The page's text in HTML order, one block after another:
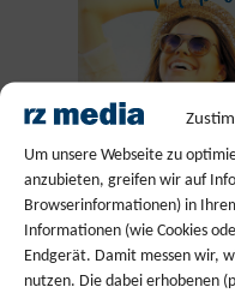
Um unsere Webseite zu
anzubieten, greifen wir auf
Browserinformationen) in
Informationen (wie Cookies
Endgerät. Damit messen wir,
nutzen. Die dabei erhobenen